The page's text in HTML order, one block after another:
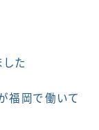
た
福岡で働いて